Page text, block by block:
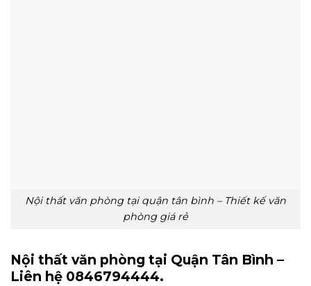
Nội thất văn phòng tại quận tân bình – Thiết kế văn
phòng giá rẻ
Nội thất văn phòng tại Quận Tân Bình –
Liên hệ 0846794444.